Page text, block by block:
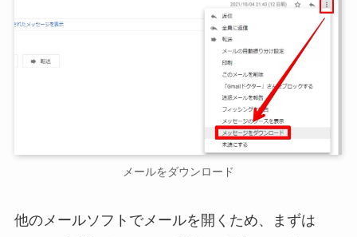
メールをダウンロード
他のメールソフトでメールを開くため、まずは